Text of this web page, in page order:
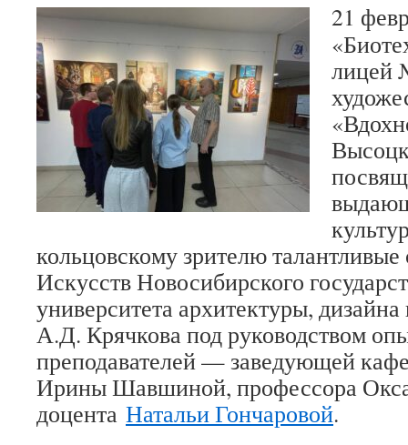
21
лицей
кольцовскому зрителю
Искусств Новосибирского
университета архитектуры,
А.Д. Крячкова под руководством
преподавателей — заведующей
Ирины Шавшиной, профессора
доцента Натальи Гончаровой.